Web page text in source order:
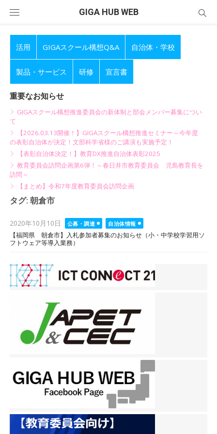
GIGA HUB WEB
活用 GIGAスクール構想Q&A 自治体・学校
製品・サービス 研修 宣言書
重要なお知らせ
GIGAスクール構想推進委員会の新体制と部会メンバー募集につい
て
【2026.03.13開催！】GIGAスクール構想推進セミナー～今年度
の表彰自治体が決定！文部科学省様のご講演も実施予定！
【表彰自治体決定！】教育DX推進自治体表彰2025
教育委員会訪問企画第6弾！～春日井市教育委員会 児島教育長を
訪問～
【まとめ】令和7年度教育委員会訪問企画
タグ: 朝倉市
Posted
on
2020年10月10日 公募・調達
自治体情報
【福岡県 朝倉市】入札参加者募集のお知らせ（小・中学校学習用ソ
フトウェア等導入業務）